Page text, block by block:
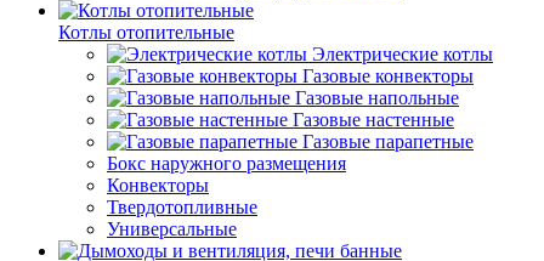
Котлы отопительные
Электрические котлы
Газовые конвекторы
Газовые напольные
Газовые настенные
Газовые парапетные
Бокс наружного размещения
Конвекторы
Твердотопливные
Универсальные